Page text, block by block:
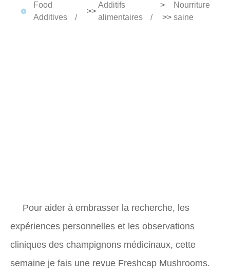
Food
Additives
>>
Additifs
alimentaires
>
>>
Nourriture
saine
Pour aider à embrasser la recherche, les
expériences personnelles et les observations
cliniques des champignons médicinaux, cette
semaine je fais une revue Freshcap Mushrooms.